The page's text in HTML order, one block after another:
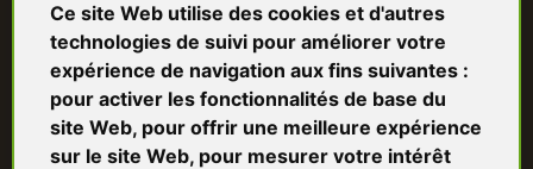
Ce site Web utilise des cookies et d'autres
technologies de suivi pour améliorer votre
expérience de navigation aux fins suivantes :
pour activer les fonctionnalités de base du
site Web, pour offrir une meilleure expérience
sur le site Web, pour mesurer votre intérêt
Charpente & ossature
Quincaillerie
Panneaux & isolants